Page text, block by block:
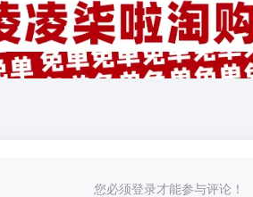
您必须登录才能参与评论！